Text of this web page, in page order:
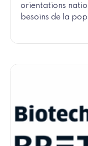
orientations
besoins de la